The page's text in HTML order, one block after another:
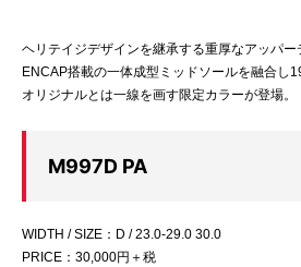
ヘリテイジデザインを継承する重厚なアッパ
ENCAP搭載の一体成型ミッドソールを融合し
オリジナルとは一線を画す限定カラーが登場。
M997D PA
WIDTH / SIZE：D / 23.0-29.0 30.0
PRICE：30,000円＋税